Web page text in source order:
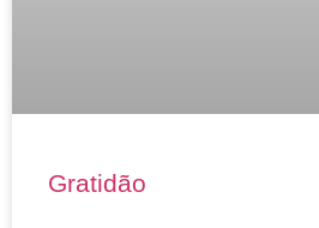
Gratidão